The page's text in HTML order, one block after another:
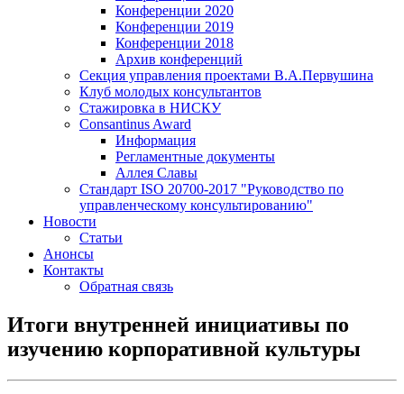
Конференции 2020
Конференции 2019
Конференции 2018
Архив конференций
Секция управления проектами В.А.Первушина
Клуб молодых консультантов
Стажировка в НИСКУ
Consantinus Award
Информация
Регламентные документы
Аллея Славы
Cтандарт ISO 20700-2017 "Руководство по
управленческому консультированию"
Новости
Статьи
Анонсы
Контакты
Обратная связь
Итоги внутренней инициативы по
изучению корпоративной культуры